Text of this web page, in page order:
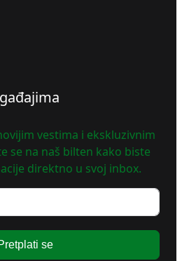
vestima i ekskluzivnim
se na naš bilten kako biste
direktno u svoj inbox.
se